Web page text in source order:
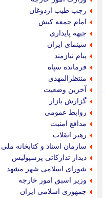
رجب طیب اردوغان
امام جمعه کیش
جبهه پایداری
سینمای ایران
پیام نیازمند
فرمانده سپاه
منتظرالمهدی
آخرین وضعیت
گزارش بازار
روابط عمومی
مدافع امنیت
رهبر انقلاب
سازمان اسناد و کتابخانه ملی
دیدار تدارکاتی پرسپولیس
شورای اسلامی شهر مشهد
وزیر اسبق امور خارجه
جمهوری اسلامی ایران